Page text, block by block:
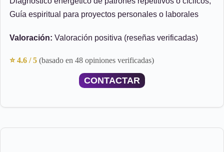
Guía espiritual para proyectos personales o laborales
Valoración: Valoración positiva (reseñas verificadas)
⭐ 4.6 / 5 (basado en 48 opiniones verificadas)
CONTACTAR